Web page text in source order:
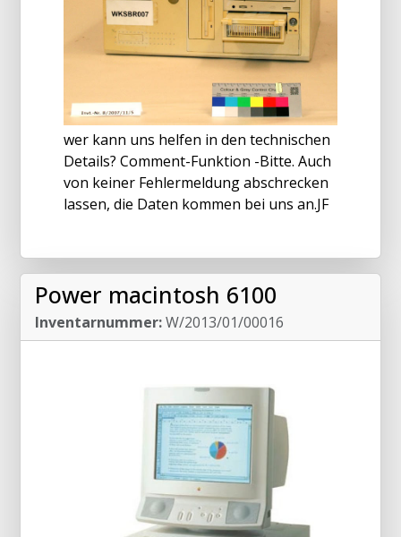
wer kann uns helfen in den technischen
Details? Comment-Funktion -Bitte. Auch
von keiner Fehlermeldung abschrecken
lassen, die Daten kommen bei uns an.JF
Power macintosh 6100
Inventarnummer:W/2013/01/00016